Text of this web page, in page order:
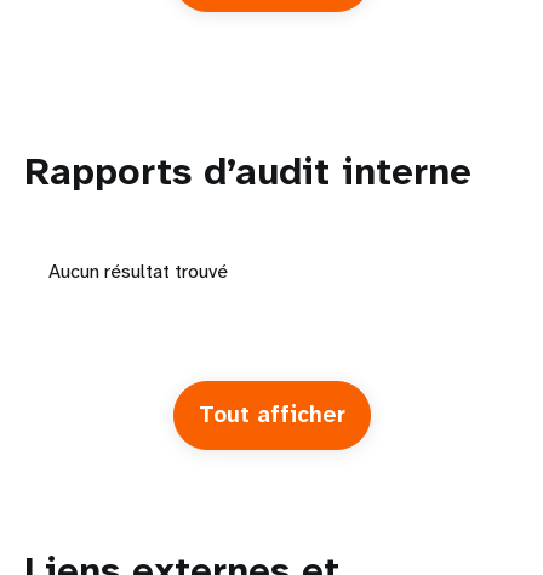
Rapports d’audit interne
Aucun résultat trouvé
Tout afficher